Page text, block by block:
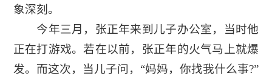
象深刻。
今年三月，张正年来到儿子办公室，当时他
正在打游戏。若在以前，张正年的火气马上就爆
发。而这次，当儿子问，“妈妈，你找我什么事?”